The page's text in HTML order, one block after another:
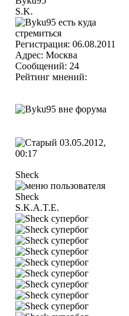
S.K.
Регистрация: 06.08.2011
Адрес: Москва
Сообщений: 24
Рейтинг мнений:
03.05.2012,
00:17
Sheck
S.K.A.T.E.